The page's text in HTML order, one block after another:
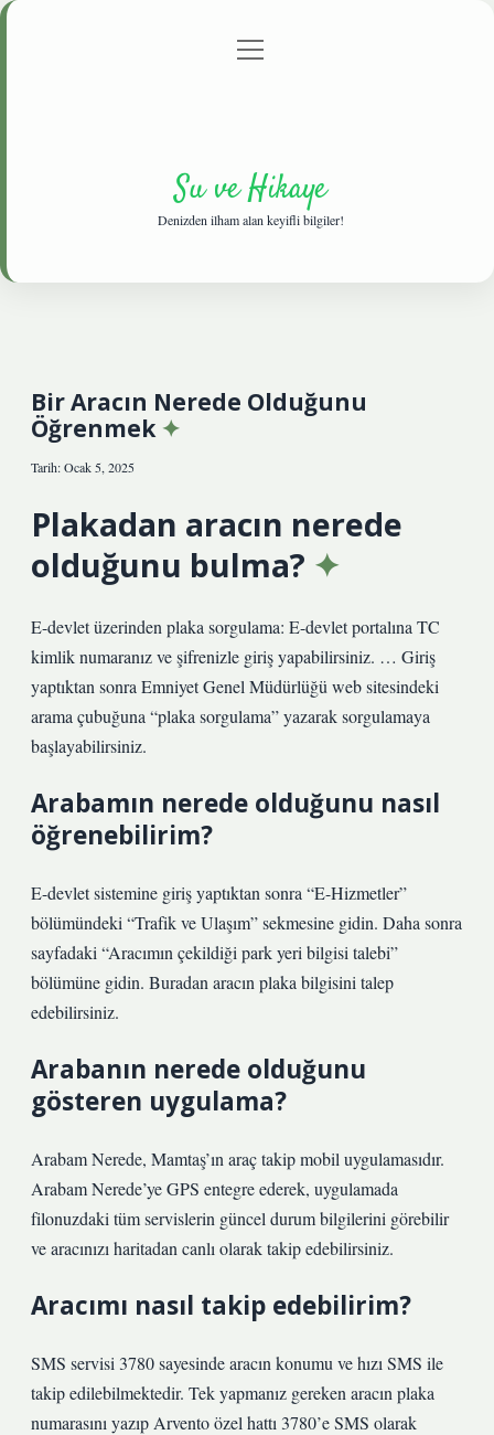
Gizlilik Politikası
menüyü
Su ve Hikaye
Denizden ilham alan keyifli bilgiler!
Bir Aracın Nerede Olduğunu
Öğrenmek
Tarih: Ocak 5, 2025
Plakadan aracın nerede
olduğunu bulma?
E-devlet üzerinden plaka sorgulama: E-devlet portalına TC
kimlik numaranız ve şifrenizle giriş yapabilirsiniz. … Giriş
yaptıktan sonra Emniyet Genel Müdürlüğü web sitesindeki
arama çubuğuna “plaka sorgulama” yazarak sorgulamaya
başlayabilirsiniz.
Arabamın nerede olduğunu nasıl
öğrenebilirim?
E-devlet sistemine giriş yaptıktan sonra “E-Hizmetler”
bölümündeki “Trafik ve Ulaşım” sekmesine gidin. Daha sonra
sayfadaki “Aracımın çekildiği park yeri bilgisi talebi”
bölümüne gidin. Buradan aracın plaka bilgisini talep
edebilirsiniz.
Arabanın nerede olduğunu
gösteren uygulama?
Arabam Nerede, Mamtaş’ın araç takip mobil uygulamasıdır.
Arabam Nerede’ye GPS entegre ederek, uygulamada
filonuzdaki tüm servislerin güncel durum bilgilerini görebilir
ve aracınızı haritadan canlı olarak takip edebilirsiniz.
Aracımı nasıl takip edebilirim?
SMS servisi 3780 sayesinde aracın konumu ve hızı SMS ile
takip edilebilmektedir. Tek yapmanız gereken aracın plaka
numarasını yazıp Arvento özel hattı 3780’e SMS olarak